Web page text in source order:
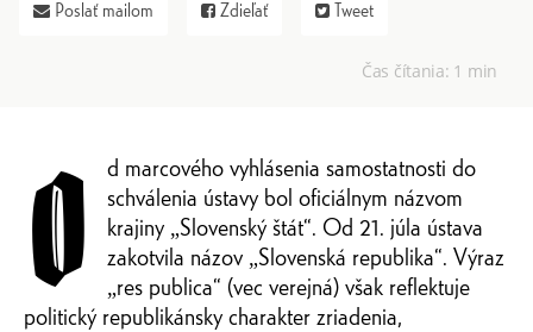
Poslať mailom Zdieľať Tweet
Čas čítania: 1 min
O
d marcového vyhlásenia samostatnosti do
schválenia ústavy bol oficiálnym názvom
krajiny „Slovenský štát“. Od 21. júla ústava
zakotvila názov „Slovenská republika“. Výraz
„res publica“ (vec verejná) však reflektuje
politický republikánsky charakter zriadenia,